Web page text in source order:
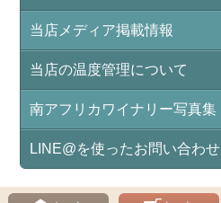
当店メディア掲載情報
当店の温度管理について
南アフリカワイナリー写真集
LINE@を使ったお問い合わせ